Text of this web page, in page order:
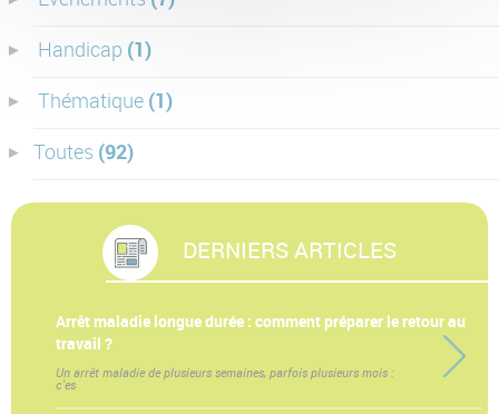
Handicap (1)
Thématique (1)
Toutes (92)
DERNIERS ARTICLES
Arrêt maladie longue durée : comment préparer le retour au
travail ?
Un arrêt maladie de plusieurs semaines, parfois plusieurs mois :
c'es